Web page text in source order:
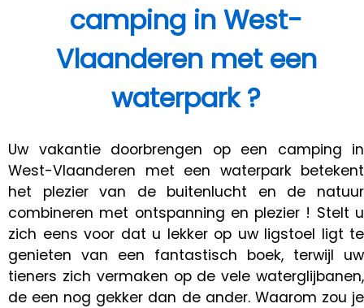
camping in West-
Vlaanderen met een
waterpark ?
Uw vakantie doorbrengen op een camping in
West-Vlaanderen met een waterpark betekent
het plezier van de buitenlucht en de natuur
combineren met ontspanning en plezier ! Stelt u
zich eens voor dat u lekker op uw ligstoel ligt te
genieten van een fantastisch boek, terwijl uw
tieners zich vermaken op de vele waterglijbanen,
de een nog gekker dan de ander. Waarom zou je